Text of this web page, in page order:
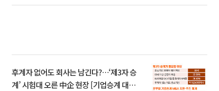
후계자 없어도 회사는 남긴다?…‘제3자 승
계’ 시험대 오른 中企 현장 [기업승계 대전